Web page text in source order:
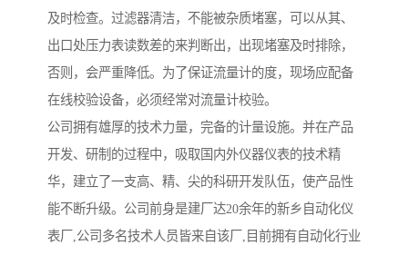
及时检查。过滤器清洁，不能被杂质堵塞，可以从其、
出口处压力表读数差的来判断出，出现堵塞及时排除，
否则，会严重降低。为了保证流量计的度，现场应配备
在线校验设备，必须经常对流量计校验。
公司拥有雄厚的技术力量，完备的计量设施。并在产品
开发、研制的过程中，吸取国内外仪器仪表的技术精
华，建立了一支高、精、尖的科研开发队伍，使产品性
能不断升级。公司前身是建厂达20余年的新乡自动化仪
表厂,公司多名技术人员皆来自该厂,目前拥有自动化行业